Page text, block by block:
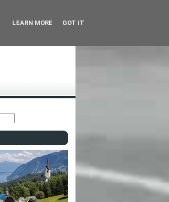
LEARN MORE GOT IT